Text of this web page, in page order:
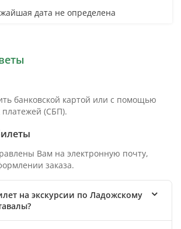
дата не определена
банковской картой или с помощью
(СБП).
Вам на электронную почту,
заказа.
на экскурсии по Ладожскому